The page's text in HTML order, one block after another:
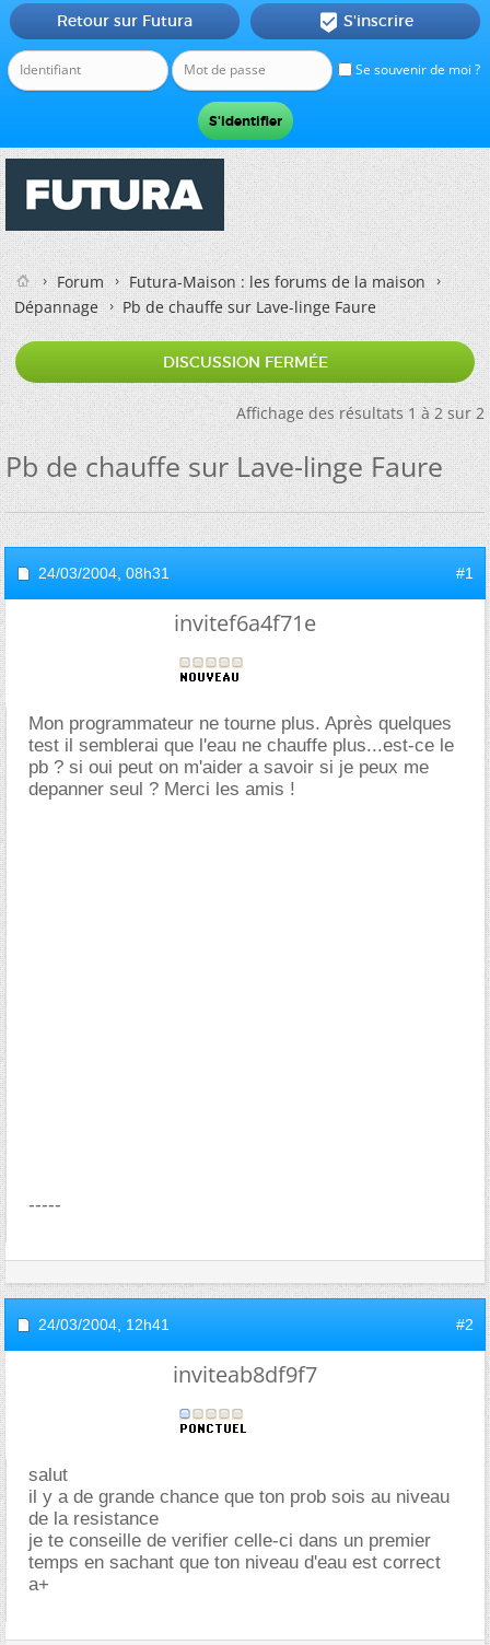
Se souvenir de moi ?
Retour sur Futura  S'inscrire
Forum
Futura-Maison : les forums de la maison
Dépannage
Pb de chauffe sur Lave-linge Faure
DISCUSSION FERMÉE
Affichage des résultats 1 à 2 sur 2
Pb de chauffe sur Lave-linge Faure
24/03/2004, 08h31 #1
invitef6a4f71e
Mon programmateur ne tourne plus. Après quelques
test il semblerai que l'eau ne chauffe plus...est-ce le
pb ? si oui peut on m'aider a savoir si je peux me
depanner seul ? Merci les amis !
-----
24/03/2004, 12h41 #2
inviteab8df9f7
salut
il y a de grande chance que ton prob sois au niveau
de la resistance
je te conseille de verifier celle-ci dans un premier
temps en sachant que ton niveau d'eau est correct
a+